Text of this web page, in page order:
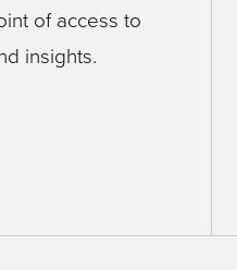
of access to
insights.